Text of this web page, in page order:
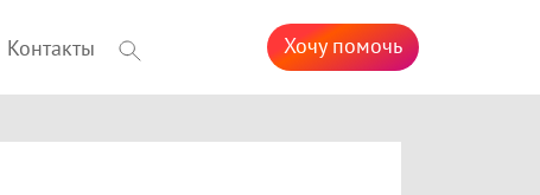
Контакты Хочу помочь